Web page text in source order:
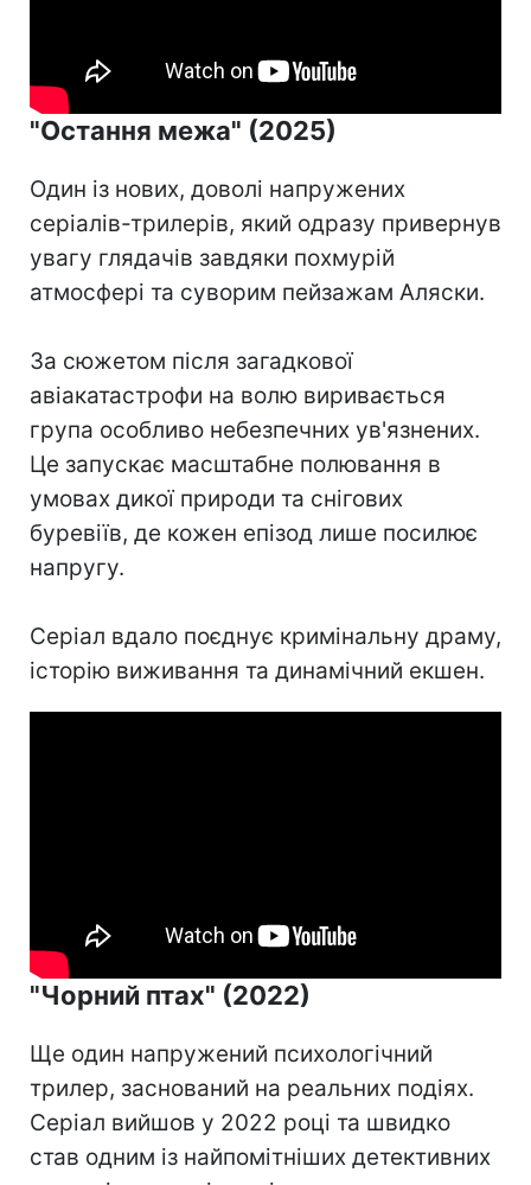
"Остання межа" (2025)
Один із нових, доволі напружених
серіалів-трилерів, який одразу привернув
увагу глядачів завдяки похмурій
атмосфері та суворим пейзажам Аляски.
За сюжетом після загадкової
авіакатастрофи на волю виривається
група особливо небезпечних ув'язнених.
Це запускає масштабне полювання в
умовах дикої природи та снігових
буревіїв, де кожен епізод лише посилює
напругу.
Серіал вдало поєднує кримінальну драму,
історію виживання та динамічний екшен.
"Чорний птах" (2022)
Ще один напружений психологічний
трилер, заснований на реальних подіях.
Серіал вийшов у 2022 році та швидко
став одним із найпомітніших детективних